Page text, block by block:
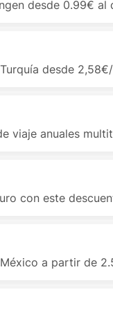
desde 0.99€ al
desde
viaje anuales
con este
a partir de